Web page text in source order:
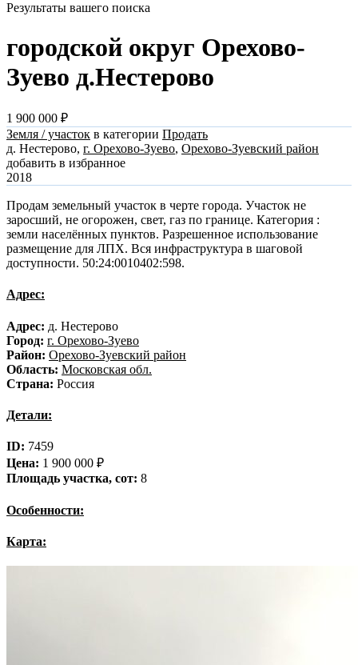
Результаты вашего поиска
городской округ Орехово-
Зуево д.Нестерово
1 900 000 ₽
Земля / участок в категории Продать
д. Нестерово, г. Орехово-Зуево, Орехово-Зуевский район
добавить в избранное
2018
Продам земельный участок в черте города. Участок не
заросший, не огорожен, свет, газ по границе. Категория :
земли населённых пунктов. Разрешенное использование
размещение для ЛПХ. Вся инфраструктура в шаговой
доступности. 50:24:0010402:598.
Адрес:
Адрес: д. Нестерово
Город: г. Орехово-Зуево
Район: Орехово-Зуевский район
Область: Московская обл.
Страна: Россия
Детали:
ID: 7459
Цена: 1 900 000 ₽
Площадь участка, сот: 8
Особенности:
Карта: